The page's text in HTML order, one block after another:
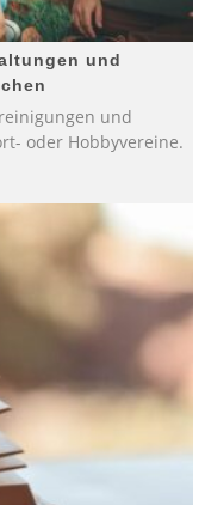
und
und
oder Hobbyvereine.